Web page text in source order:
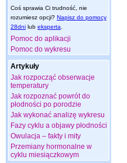
Coś sprawia Ci trudność, nie
rozumiesz opcji? Napisz do pomocy
28dni lub eksperta
Pomoc do aplikacji
Pomoc do wykresu
Artykuły
Jak rozpocząć obserwacje
temperatury
Jak rozpoznać powrót do
płodności po porodzie
Jak wykonać analizę wykresu
Fazy cyklu a objawy płodności
Owulacja – fakty i mity
Przemiany hormonalne w
cyklu miesiączkowym